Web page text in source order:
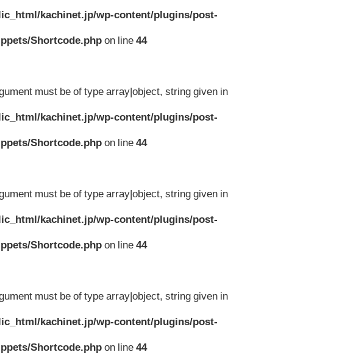
kachinet.jp/wp-content/plugins/post-
Shortcode.php on line44
must be of type array|object, string given in
kachinet.jp/wp-content/plugins/post-
Shortcode.php on line44
must be of type array|object, string given in
kachinet.jp/wp-content/plugins/post-
Shortcode.php on line44
must be of type array|object, string given in
kachinet.jp/wp-content/plugins/post-
Shortcode.php on line44